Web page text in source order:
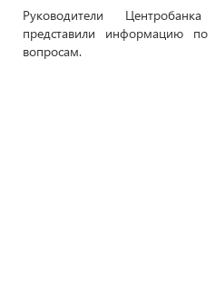
Руководители
представили информацию
вопросам.